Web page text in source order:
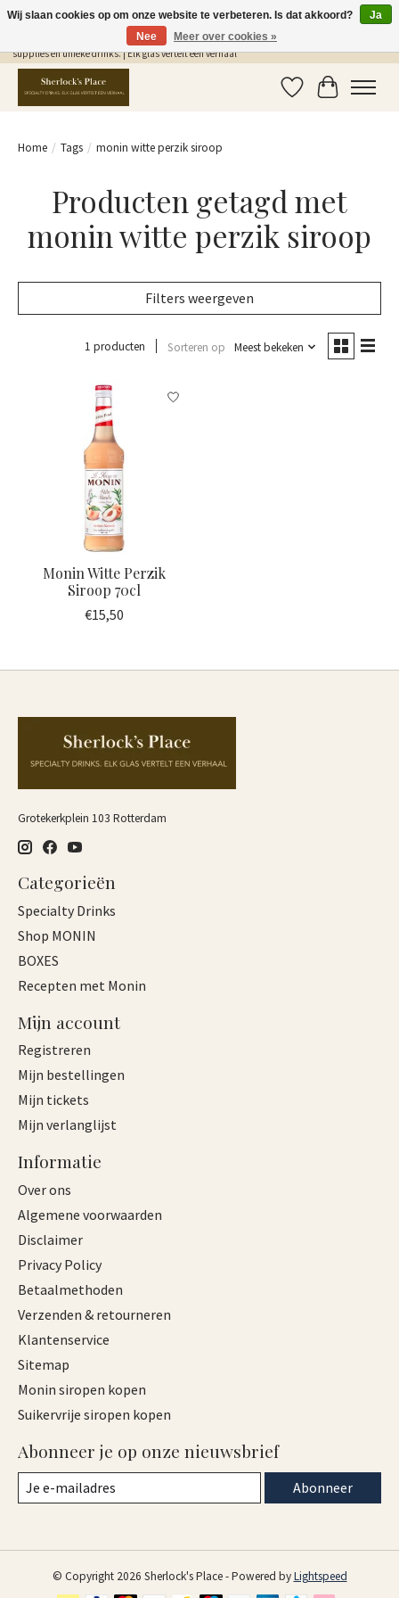
Gratis Verzending in NL vanaf €75,- | Sherlocks Place: dé plek voor MONIN siropen, bar
supplies en unieke drinks. | Elk glas vertelt een verhaal
Verlanglijst
Home / Tags / monin witte perzik siroop
Producten getagd met
monin witte perzik siroop
Filters weergeven
1 producten Sorteren op Meest bekeken
Monin Witte Perzik
Siroop 70cl
€15,50
Grotekerkplein 103 Rotterdam
Categorieën
Specialty Drinks
Shop MONIN
BOXES
Recepten met Monin
Mijn account
Registreren
Mijn bestellingen
Mijn tickets
Mijn verlanglijst
Informatie
Over ons
Algemene voorwaarden
Disclaimer
Privacy Policy
Betaalmethoden
Verzenden & retourneren
Klantenservice
Sitemap
Monin siropen kopen
Suikervrije siropen kopen
Abonneer je op onze nieuwsbrief
Abonneer
© Copyright 2026 Sherlock's Place - Powered byLightspeed
Wij slaan cookies op om onze website te verbeteren. Is dat akkoord?
Ja
Nee
Meer over cookies »